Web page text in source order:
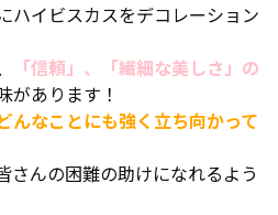
ハイビスカスをデコレーション
「信頼」、「繊細な美しさ」の
があります！
んなことにも強く立ち向かって
さんの困難の助けになれるよう